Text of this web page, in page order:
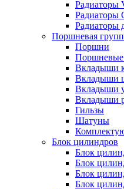
Радиаторы
Радиаторы
Радиаторы
Поршневая
Поршни
Поршневые
Вкладыши
Вкладыши
Вкладыши
Вкладыши
Гильзы
Шатуны
Блок цилиндров
Блок
Блок
Блок
Блок